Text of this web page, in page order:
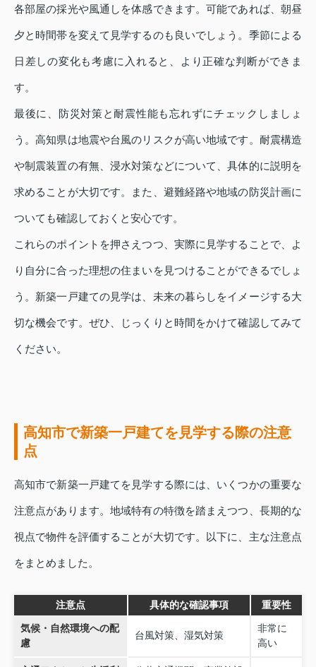
各部屋の採光や風通しを体感できます。可能であれば、朝昼
夕と時間帯を変えて見学するのも良いでしょう。季節による
日差しの変化も考慮に入れると、より正確な判断ができま
す。
最後に、防災対策と耐震性能も忘れずにチェックしましょ
う。高知県は地震や台風のリスクが高い地域です。耐震構造
や制震装置の有無、浸水対策などについて、具体的に説明を
求めることが大切です。また、避難経路や地域の防災計画に
ついても確認しておくと安心です。
これらのポイントを押さえつつ、実際に見学することで、よ
り自分に合った理想の住まいを見つけることができるでしょ
う。新築一戸建ての見学は、未来の暮らしをイメージする大
切な機会です。ぜひ、じっくりと時間をかけて確認してみて
ください。
高知市で新築一戸建てを見学する際の注意
点
高知市で新築一戸建てを見学する際には、いくつかの重要な
注意点があります。地域特有の特徴を踏まえつつ、長期的な
視点で物件を評価することが大切です。以下に、主な注意点
をまとめました。
注意点 具体的な確認事項 重要性
気候・自然環境への配
慮
台風対策、湿気対策
非常に
高い